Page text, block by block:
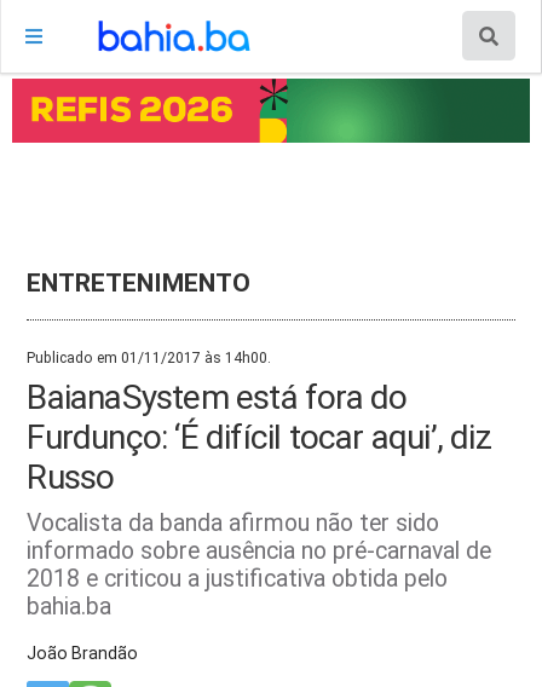
ENTRETENIMENTO
Publicado em 01/11/2017 às 14h00.
BaianaSystem está fora do
Furdunço: ‘É difícil tocar aqui’, diz
Russo
Vocalista da banda afirmou não ter sido
informado sobre ausência no pré-carnaval de
2018 e criticou a justificativa obtida pelo
bahia.ba
João Brandão